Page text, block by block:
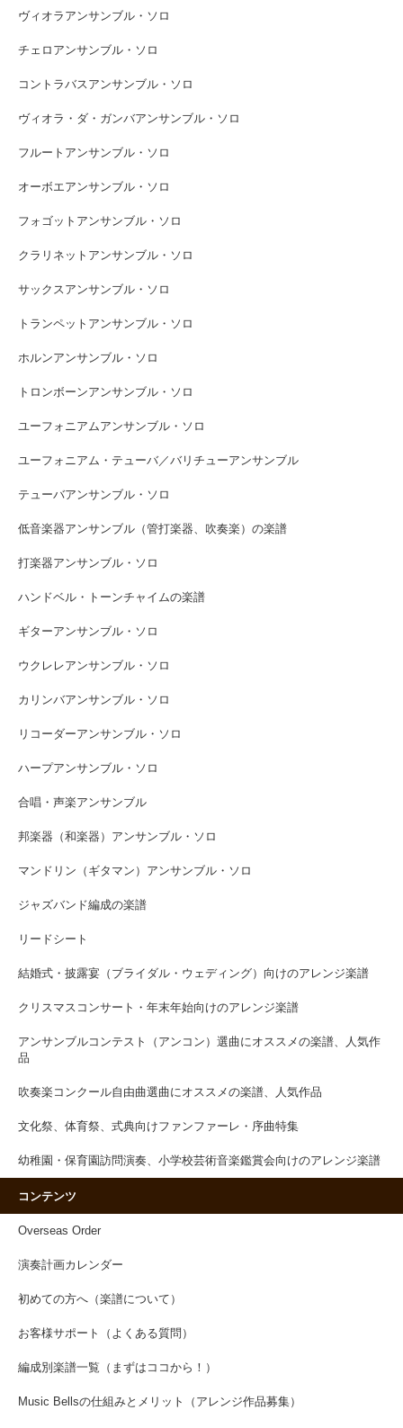
ヴィオラアンサンブル・ソロ
チェロアンサンブル・ソロ
コントラバスアンサンブル・ソロ
ヴィオラ・ダ・ガンバアンサンブル・ソロ
フルートアンサンブル・ソロ
オーボエアンサンブル・ソロ
フォゴットアンサンブル・ソロ
クラリネットアンサンブル・ソロ
サックスアンサンブル・ソロ
トランペットアンサンブル・ソロ
ホルンアンサンブル・ソロ
トロンボーンアンサンブル・ソロ
ユーフォニアムアンサンブル・ソロ
ユーフォニアム・テューバ／バリチューアンサンブル
テューバアンサンブル・ソロ
低音楽器アンサンブル（管打楽器、吹奏楽）の楽譜
打楽器アンサンブル・ソロ
ハンドベル・トーンチャイムの楽譜
ギターアンサンブル・ソロ
ウクレレアンサンブル・ソロ
カリンバアンサンブル・ソロ
リコーダーアンサンブル・ソロ
ハープアンサンブル・ソロ
合唱・声楽アンサンブル
邦楽器（和楽器）アンサンブル・ソロ
マンドリン（ギタマン）アンサンブル・ソロ
ジャズバンド編成の楽譜
リードシート
結婚式・披露宴（ブライダル・ウェディング）向けのアレンジ楽譜
クリスマスコンサート・年末年始向けのアレンジ楽譜
アンサンブルコンテスト（アンコン）選曲にオススメの楽譜、人気作
品
吹奏楽コンクール自由曲選曲にオススメの楽譜、人気作品
文化祭、体育祭、式典向けファンファーレ・序曲特集
幼稚園・保育園訪問演奏、小学校芸術音楽鑑賞会向けのアレンジ楽譜
コンテンツ
Overseas Order
演奏計画カレンダー
初めての方へ（楽譜について）
お客様サポート（よくある質問）
編成別楽譜一覧（まずはココから！）
Music Bellsの仕組みとメリット（アレンジ作品募集）